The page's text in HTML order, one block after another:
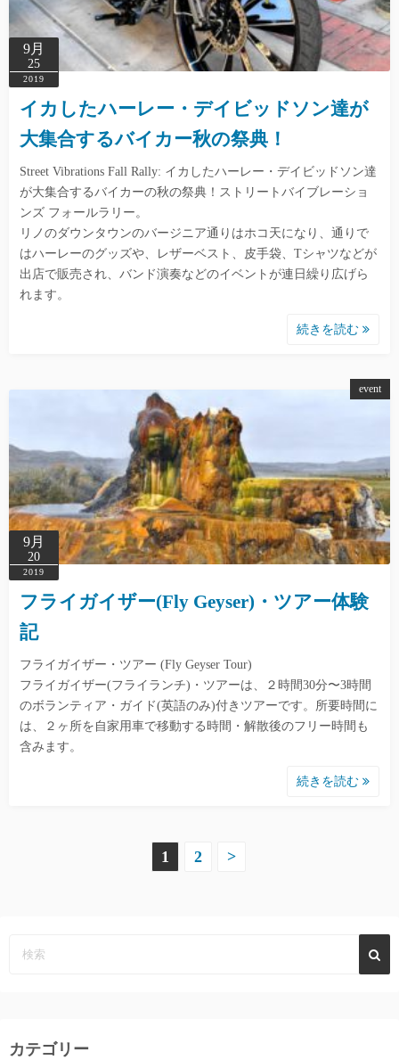
9月
25
2019
イカしたハーレー・デイビッドソン達が
大集合するバイカー秋の祭典！
Street Vibrations Fall Rally: イカしたハーレー・デイビッドソン達
が大集合するバイカーの秋の祭典！ストリートバイブレーショ
ンズ フォールラリー。
リノのダウンタウンのバージニア通りはホコ天になり、通りで
はハーレーのグッズや、レザーベスト、皮手袋、Tシャツなどが
出店で販売され、バンド演奏などのイベントが連日繰り広げら
れます。
続きを読む
event
9月
20
2019
フライガイザー(Fly Geyser)・ツアー体験
記
フライガイザー・ツアー (Fly Geyser Tour)
フライガイザー(フライランチ)・ツアーは、２時間30分〜3時間
のボランティア・ガイド(英語のみ)付きツアーです。所要時間に
は、２ヶ所を自家用車で移動する時間・解散後のフリー時間も
含みます。
続きを読む
ペ
1 2 >
カテゴリー